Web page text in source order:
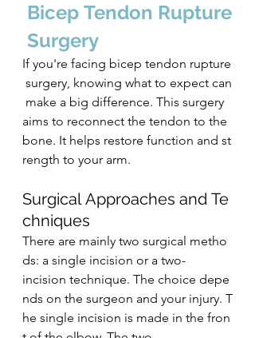
Bicep Tendon Rupture
Surgery
If you're facing bicep tendon rupture
surgery, knowing what to expect can
make a big difference. This surgery
aims to reconnect the tendon to the
bone. It helps restore function and st
rength to your arm.
Surgical Approaches and Te
chniques
There are mainly two surgical metho
ds: a single incision or a two-
incision technique. The choice depe
nds on the surgeon and your injury. T
he single incision is made in the fron